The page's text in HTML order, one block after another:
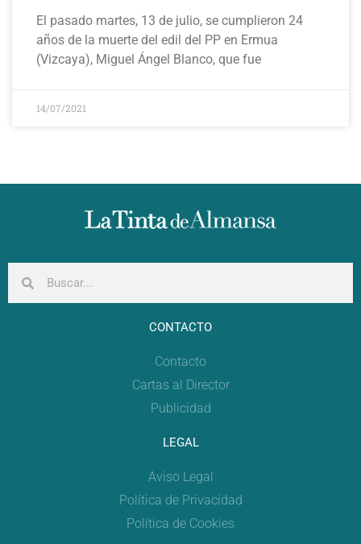
El pasado martes, 13 de julio, se cumplieron 24
años de la muerte del edil del PP en Ermua
(Vizcaya), Miguel Ángel Blanco, que fue
14/07/2021
CONTACTO
Contacto
Cartas al Director
Publicidad
LEGAL
Aviso Legal
Política de Privacidad
Política de Cookies